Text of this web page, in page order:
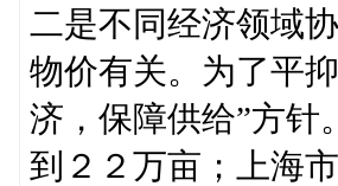
二是不同经济领域
物价有关。为了平
济，保障供给”方针
到２２万亩；上海